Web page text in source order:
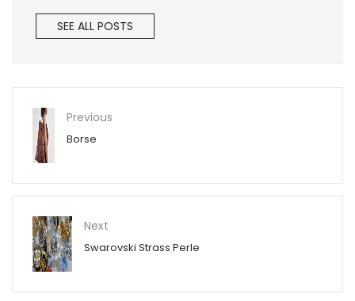
SEE ALL POSTS
Previous
Borse
Next
Swarovski Strass Perle